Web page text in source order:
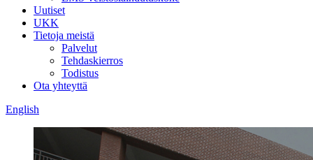
Uutiset
UKK
Tietoja meistä
Palvelut
Tehdaskierros
Todistus
Ota yhteyttä
English